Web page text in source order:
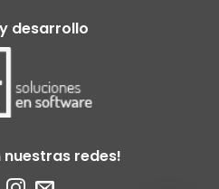
desarrollo
nuestras redes!